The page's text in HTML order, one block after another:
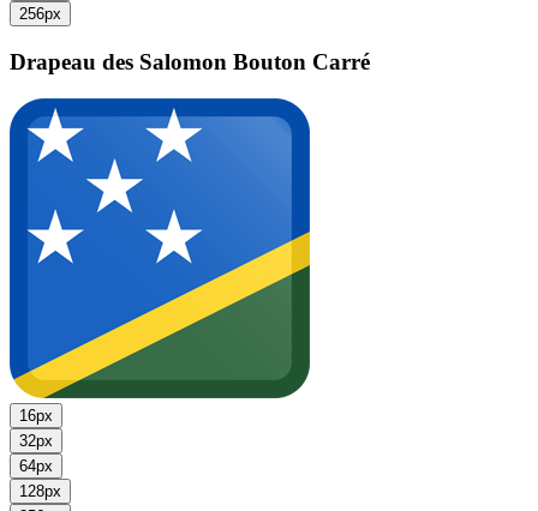
256px
Drapeau des Salomon Bouton Carré
16px
32px
64px
128px